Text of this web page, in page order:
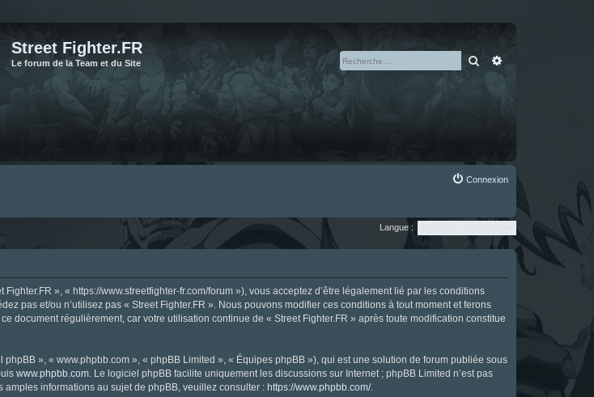
Street Fighter.FR
Le forum de la Team et du Site Rechercher
Connexion
Langue :
», « https://www.streetfighter-fr.com/forum »), vous acceptez d’être légalement lié par les conditions
pas et/ou n’utilisez pas « Street Fighter.FR ». Nous pouvons modifier ces conditions à tout moment et ferons
document régulièrement, car votre utilisation continue de « Street Fighter.FR » après toute modification constitue
», « www.phpbb.com », « phpBB Limited », « Équipes phpBB »), qui est une solution de forum publiée sous
www.phpbb.com . Le logiciel phpBB facilite uniquement les discussions sur Internet ; phpBB Limited n’est pas
informations au sujet de phpBB, veuillez consulter : https://www.phpbb.com/.